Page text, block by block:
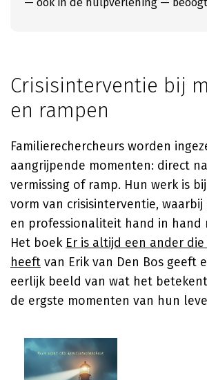
Crisisinterventie bij
en rampen
Familierechercheurs worden
aangrijpende momenten: direct
vermissing of ramp. Hun werk is
vorm van crisisinterventie, waarbij
en professionaliteit hand in hand
Het boek Er is altijd een ander
heeft van Erik van Den Bos geeft
eerlijk beeld van wat het
de ergste momenten van hun